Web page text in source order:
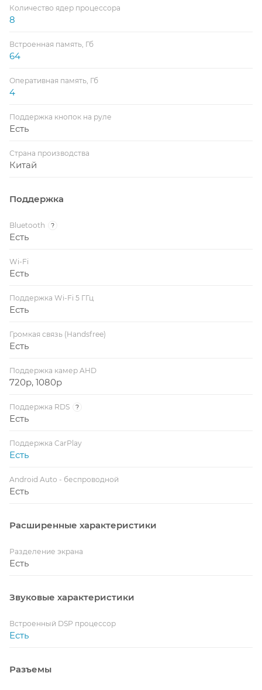
Количество ядер процессора
8
Встроенная память, Гб
64
Оперативная память, Гб
4
Поддержка кнопок на руле
Есть
Страна производства
Китай
Поддержка
Bluetooth ?
Есть
Wi-Fi
Есть
Поддержка Wi-Fi 5 ГГц
Есть
Громкая связь (Handsfree)
Есть
Поддержка камер AHD
720p, 1080p
Поддержка RDS ?
Есть
Поддержка CarPlay
Есть
Android Auto - беспроводной
Есть
Расширенные характеристики
Разделение экрана
Есть
Звуковые характеристики
Встроенный DSP процессор
Есть
Разъемы